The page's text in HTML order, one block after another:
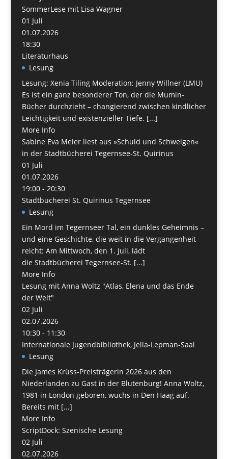
SommerLese mit Lisa Wagner
01 Juli
01.07.2026
18:30
Literaturhaus
Lesung
Lesung: Xenia Tiling Moderation: Jenny Willner (LMU)
Es ist ein ganz besonderer Ton, der die Mumin-
Bücher durchzieht – changierend zwischen kindlicher
Leichtigkeit und existenzieller Tiefe. [...]
More Info
Sabine Eva Meier liest aus »Schuld und Schweigen«
in der Stadtbücherei Tegernsee-St. Quirinus
01 Juli
01.07.2026
19:00 - 20:30
Stadtbücherei St. Quirinus Tegernsee
Lesung
Ein Mord im Tegernseer Tal, ein dunkles Geheimnis –
und eine Geschichte, die weit in die Vergangenheit
reicht: Am Mittwoch, den 1. Juli, lädt
die Stadtbücherei Tegernsee-St. [...]
More Info
Lesung mit Anna Woltz "Atlas, Elena und das Ende
der Welt"
02 Juli
02.07.2026
10:30 - 11:30
Internationale Jugendbibliothek, Jella-Lepman-Saal
Lesung
Die James Krüss-Preisträgerin 2026 aus den
Niederlanden zu Gast in der Blutenburg! Anna Woltz,
1981 in London geboren, wuchs in Den Haag auf.
Bereits mit [...]
More Info
ScriptDock: Szenische Lesung
02 Juli
02.07.2026